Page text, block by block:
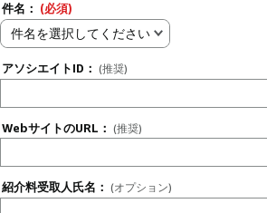
件名： (必須)
件名を選択してください
アソシエイトID： (推奨)
WebサイトのURL： (推奨)
紹介料受取人氏名： (オプション)